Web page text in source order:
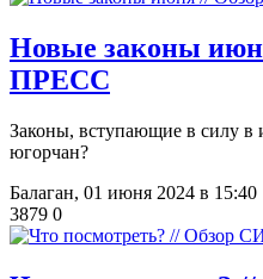
Новые законы
ПРЕСС
Законы, вступающие в силу в
югорчан?
Балаган, 01 июня 2024 в 15:40
3879 0